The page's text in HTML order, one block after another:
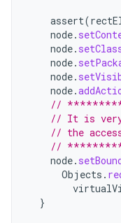
assert(
node.
node.
node.
node.
node.
//
// It is very
// the
//
node.
Objects .
}